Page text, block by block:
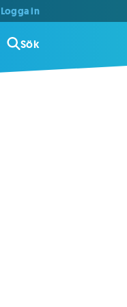
Logga in
Sök